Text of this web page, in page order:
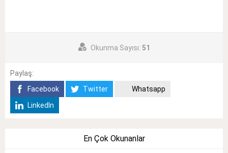
Okunma Sayısı: 51
Paylaş:
Facebook
Twitter
Whatsapp
LinkedIn
En Çok Okunanlar